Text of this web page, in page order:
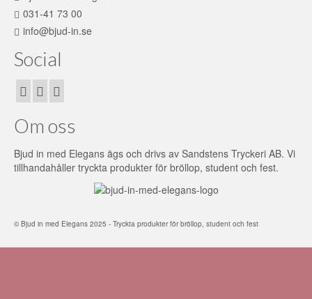
031-41 73 00
info@bjud-in.se
Social
Om oss
Bjud in med Elegans ägs och drivs av Sandstens Tryckeri AB. Vi
tillhandahåller tryckta produkter för bröllop, student och fest.
© Bjud in med Elegans 2025 - Tryckta produkter för bröllop, student och fest